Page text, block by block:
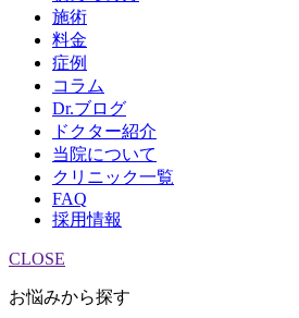
施術
料金
症例
コラム
Dr.ブログ
ドクター紹介
当院について
クリニック一覧
FAQ
採用情報
CLOSE
お悩みから探す